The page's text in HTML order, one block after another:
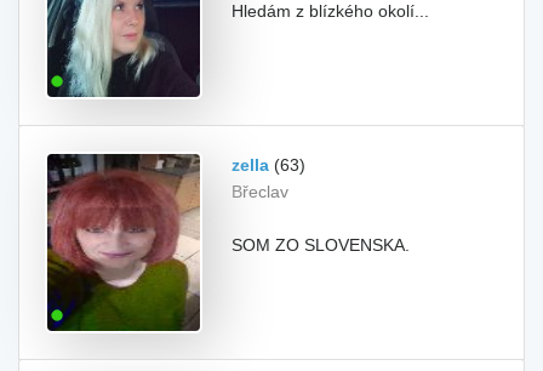
Hledám z blízkého okolí...
zella (63)
Břeclav
SOM ZO SLOVENSKA.